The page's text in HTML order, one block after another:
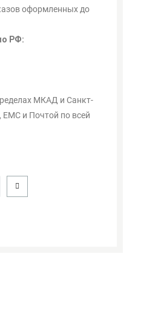
оформленных до
РФ:
МКАД и Санкт-
ЕМС и Почтой по всей